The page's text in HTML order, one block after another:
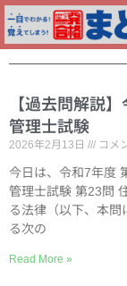
【過去問解説
管理士試験
2026年2月13日 コメ
今日は、令和7年度
管理士試験 第23問
る法律（以下、本問
る次の
Read More »